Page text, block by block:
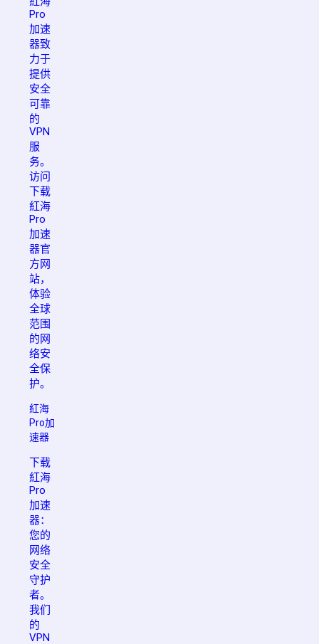
Pro
加速
器致
力于
提供
安全
可靠
的
VPN
服
务。
访问
下载
紅海
Pro
加速
器官
方网
站，
体验
全球
范围
的网
络安
全保
护。
紅海
Pro加
速器
下载
紅海
Pro
加速
器：
您的
网络
安全
守护
者。
我们
的
VPN